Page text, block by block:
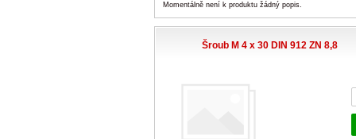
Momentálně není k produktu žádný popis.
Šroub M 4 x 30 DIN 912 ZN 8,8